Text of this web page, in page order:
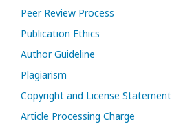
Peer Review Process
Publication Ethics
Author Guideline
Plagiarism
Copyright and License Statement
Article Processing Charge